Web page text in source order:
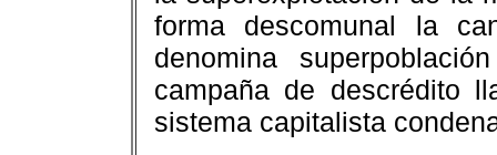
forma descomunal la
denomina
campaña de descrédito
sistema capitalista